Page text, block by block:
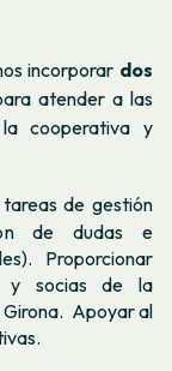
incorporar dos
atender a las
cooperativa y
de gestión
de dudas e
Proporcionar
y socias de la
Apoyar al